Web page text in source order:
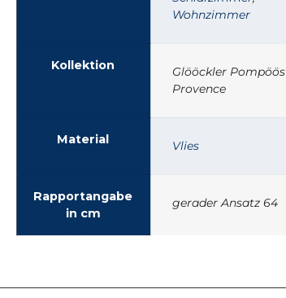
Wohnzimmer
Kollektion
Glööckler Pompöös
Provence
Material Vlies
Rapportangabe
in cm
gerader Ansatz 64